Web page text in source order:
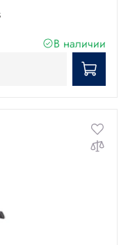
В наличии